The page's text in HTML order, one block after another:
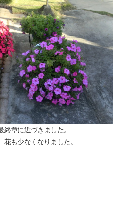
章に近づきました。
も少なくなりました。